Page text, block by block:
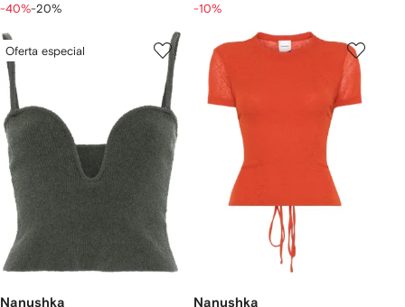
-40%-20% -10%
Oferta especial
Nanushka Nanushka